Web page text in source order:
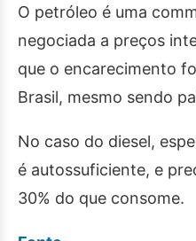
O petróleo é uma
negociada a preços
que o encarecimento
Brasil, mesmo sendo
No caso do diesel,
é autossuficiente, e
30% do que consome.